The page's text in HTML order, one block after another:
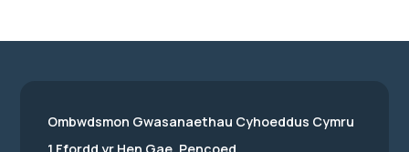
Ombwdsmon Gwasanaethau Cyhoeddus Cymru